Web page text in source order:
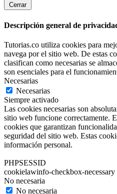
Cerrar
Descripción general de
Tutorias.co utiliza cookies para
navega por el sitio web. De estas
clasifican como necesarias se
son esenciales para el
Necesarias
Necesarias
Siempre activado
Las cookies necesarias son
sitio web funcione correctamente.
cookies que garantizan
seguridad del sitio web. Estas
información personal.
PHPSESSID
cookielawinfo-checkbox-necessary
No necesaria
No necesaria